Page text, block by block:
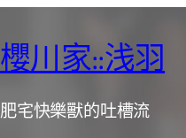
櫻川家::浅羽
肥宅快樂獸的吐槽流